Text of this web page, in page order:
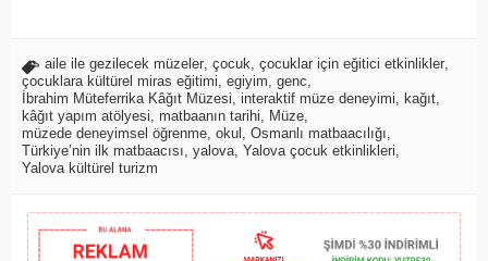
aile ile gezilecek müzeler çocuk çocuklar için eğitici etkinlikler
çocuklara kültürel miras eğitimi egiyim genc
İbrahim Müteferrika Kâğıt Müzesi interaktif müze deneyimi kağıt
kâğıt yapım atölyesi
matbaanın tarihi Müze
müzede deneyimsel öğrenme okul Osmanlı matbaacılığı
Türkiye’nin ilk matbaacısı yalova Yalova çocuk etkinlikleri
Yalova kültürel turizm